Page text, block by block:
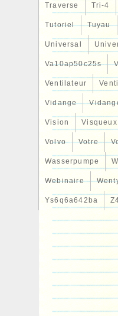
Traverse Tri-4
Tutoriel Tuyau
Universal
Va10ap50c25s
Ventilateur
Vidange
Vision Visqueux
Volvo Votre
Wasserpumpe
Webinaire
Ys6q6a642ba